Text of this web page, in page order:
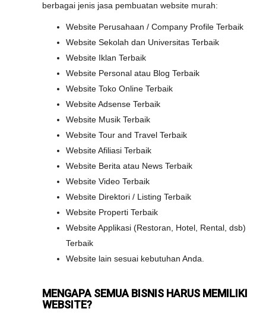
berbagai jenis jasa pembuatan website murah:
Website Perusahaan / Company Profile Terbaik
Website Sekolah dan Universitas Terbaik
Website Iklan Terbaik
Website Personal atau Blog Terbaik
Website Toko Online Terbaik
Website Adsense Terbaik
Website Musik Terbaik
Website Tour and Travel Terbaik
Website Afiliasi Terbaik
Website Berita atau News Terbaik
Website Video Terbaik
Website Direktori / Listing Terbaik
Website Properti Terbaik
Website Applikasi (Restoran, Hotel, Rental, dsb)
Terbaik
Website lain sesuai kebutuhan Anda.
MENGAPA SEMUA BISNIS HARUS MEMILIKI
WEBSITE?